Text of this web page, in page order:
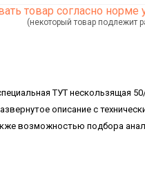
товар согласно норме
(некоторый товар подлежит
ТУТ нескользящая
описание с
возможностью подбора